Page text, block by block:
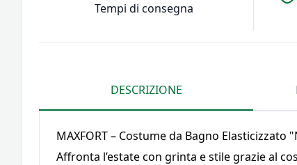
Tempi di consegna
DESCRIZIONE
MAXFORT – Costume da Bagno
Affronta l’estate con grinta e stile grazie al